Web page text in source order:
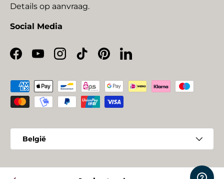
Details op aanvraag.
Social Media
Facebook
YouTubeInstagram
TikTokPinterestLinkedIn
Geaccepteerde betaalmethoden
België